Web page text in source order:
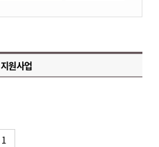
지원사업
1